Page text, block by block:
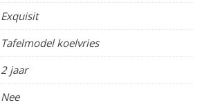
Exquisit
Tafelmodel koelvries
2 jaar
Nee